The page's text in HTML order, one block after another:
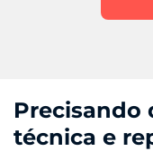
Precisando
técnica e